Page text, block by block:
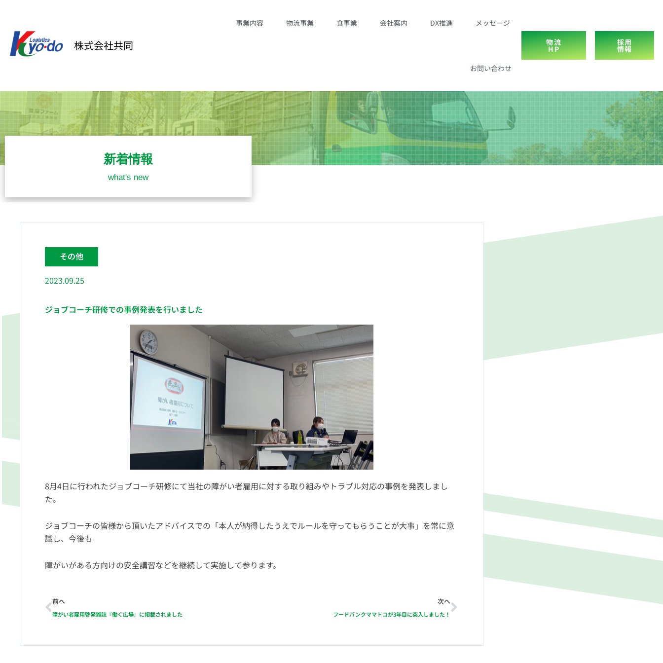
株式会社共同
事業内容 物流事業 食事業 会社案内 DX推進 メッセージ
お問い合わせ
物流
HP
採用
情報
新着情報
what's new
その他
2023.09.25
ジョブコーチ研修での事例発表を行いました
8月4日に行われたジョブコーチ研修にて当社の障がい者雇用に対する取り組みやトラブル対応の事例を発表しまし
た。
ジョブコーチの皆様から頂いたアドバイスでの「本人が納得したうえでルールを守ってもらうことが大事」を常に意
識し、今後も
障がいがある方向けの安全講習などを継続して実施して参ります。
Prev
前へ
障がい者雇用啓発雑誌『働く広場』に掲載されました
次へ
フードバンクママトコが3年目に突入しました！
Next